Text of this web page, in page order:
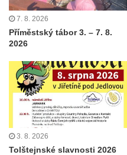
7. 8. 2026
Příměstský tábor 3. – 7. 8.
2026
3. 8. 2026
Tolštejnské slavnosti 2026